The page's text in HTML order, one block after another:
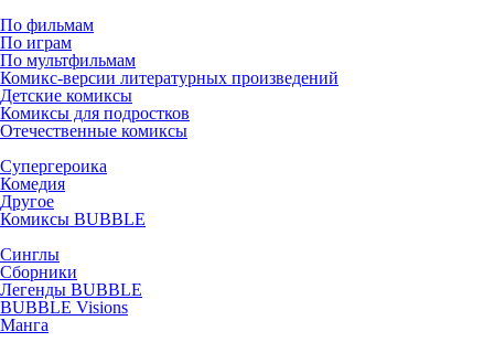
По фильмам
По играм
По мультфильмам
Комикс-версии литературных произведений
Детские комиксы
Комиксы для подростков
Отечественные комиксы
Супергероика
Комедия
Другое
Комиксы BUBBLE
Синглы
Сборники
Легенды BUBBLE
BUBBLE Visions
Манга